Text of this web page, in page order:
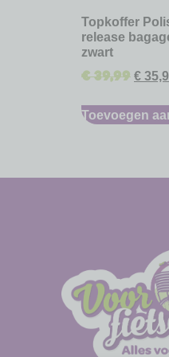
Topkoffer
release
zwart
€39,99 €
Toevoegen